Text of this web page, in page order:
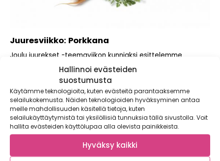
Hallinnoi evästeiden
suostumusta
Käytämme teknologioita, kuten evästeitä parantaaksemme
selailukokemusta. Näiden teknologioiden hyväksyminen antaa
meille mahdollisuuden käsitellä tietoja, kuten
selailukäyttäytymistä tai yksilöllisiä tunnuksia tällä sivustolla. Voit
hallita evästeiden käyttölupaa alla olevista painikkeista.
Hyväksy kaikki
Juuresviikko: Porkkana
Joulu juurekset -teemaviikon kunniaksi esittelemme
Suomen syödyimmän juureksen. Syömme porkkanaa noin
yhdeksän kiloa vuodessa,...